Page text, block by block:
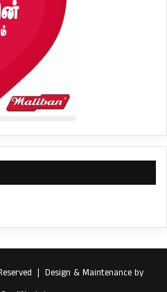
| Design & Maintenance by